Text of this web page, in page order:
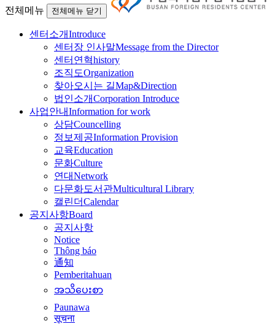
전체메뉴 전체메뉴 닫기
센터소개Introduce
센터장 인사말Message from the Director
센터연혁history
조직도Organization
찾아오시는 길Map&Direction
법인소개Corporation Introduce
사업안내Information for work
상담Councelling
정보제공Information Provision
교육Education
문화Culture
연대Network
다문화도서관Multicultural Library
캘린더Calendar
공지사항Board
공지사항
Notice
Thông báo
通知
Pemberitahuan
အသိပေးစာ
Paunawa
सूचना